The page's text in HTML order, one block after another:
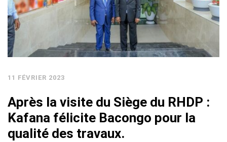
11 FÉVRIER 2023
Après la visite du Siège du RHDP :
Kafana félicite Bacongo pour la
qualité des travaux.